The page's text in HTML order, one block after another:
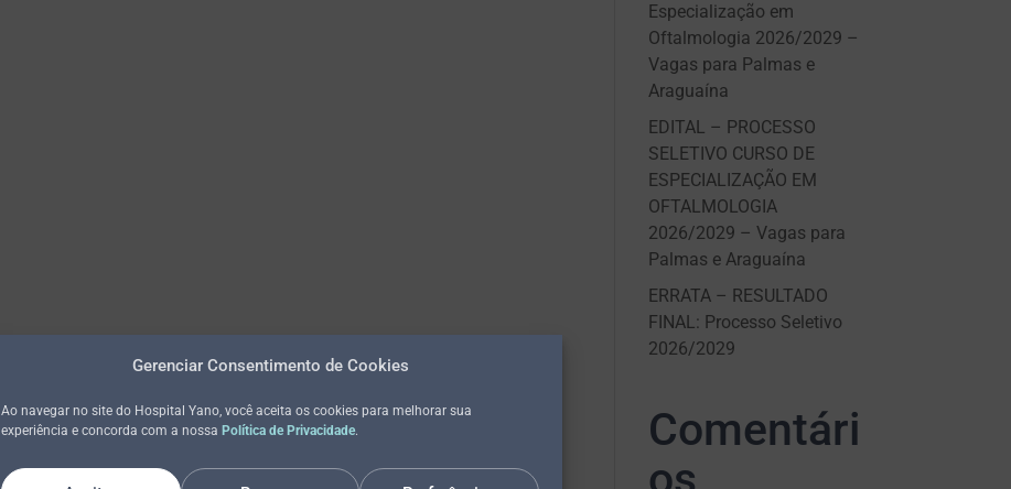
Gerenciar Consentimento de Cookies
Ao navegar no site do Hospital Yano, você aceita os cookies para melhorar sua
experiência e concorda com a nossa Política de Privacidade.
Especialização em
Oftalmologia 2026/2029 –
Vagas para Palmas e
Araguaína
EDITAL – PROCESSO
SELETIVO CURSO DE
ESPECIALIZAÇÃO EM
OFTALMOLOGIA
2026/2029 – Vagas para
Palmas e Araguaína
ERRATA – RESULTADO
FINAL: Processo Seletivo
2026/2029
Comentári